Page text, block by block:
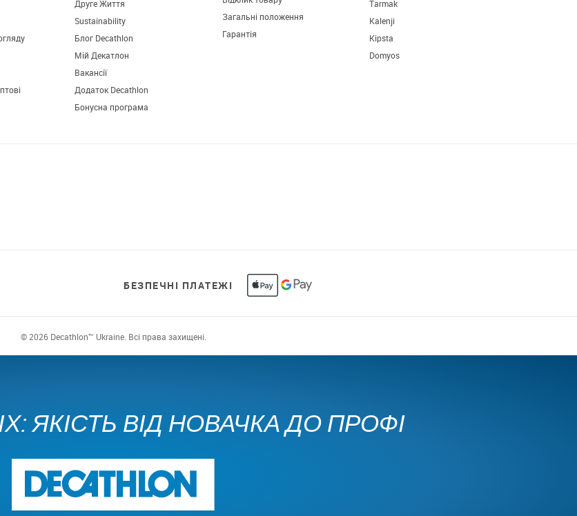
Друге Життя
Sustainability
Блог Decathlon
Мій Декатлон
Вакансії
Додаток Decathlon
Бонусна програма
Загальні положення
Гарантія
Tarmak
Kalenji
Kipsta
Domyos
БЕЗПЕЧНІ ПЛАТЕЖІ
© 2026 Decathlon™ Ukraine. Всі права захищені.
ЯКІСТЬ ВІД НОВАЧКА ДО ПРОФІ